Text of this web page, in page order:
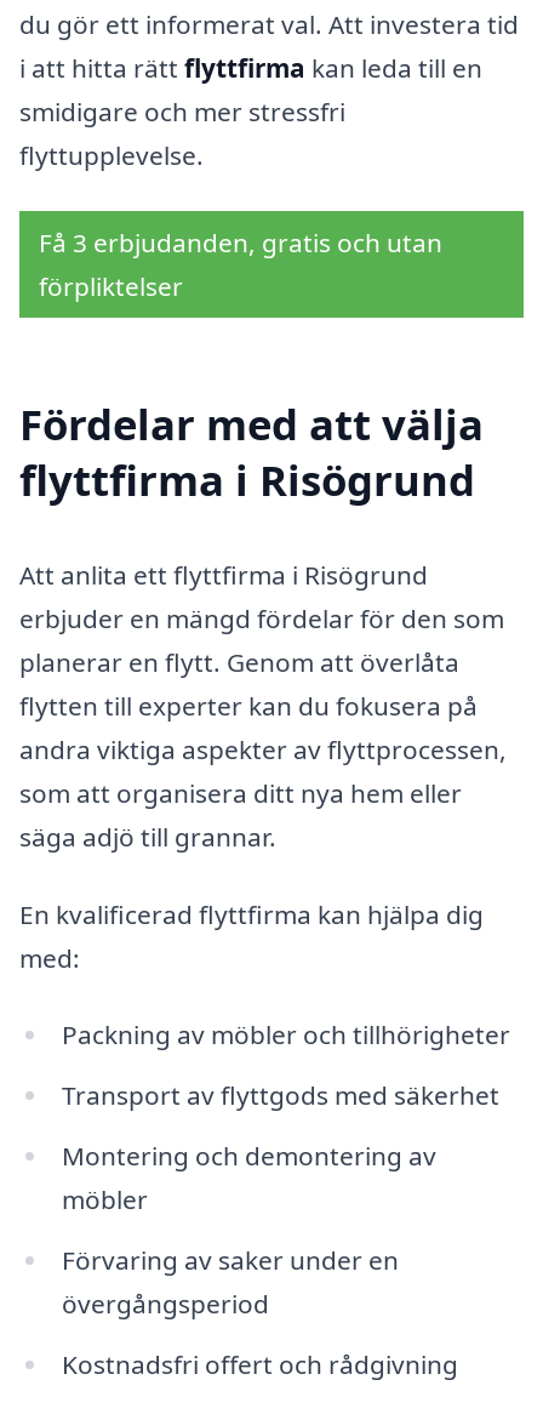
du gör ett informerat val. Att investera tid
i att hitta rätt flyttfirma kan leda till en
smidigare och mer stressfri
flyttupplevelse.
Få 3 erbjudanden, gratis och utan
förpliktelser
Fördelar med att välja
flyttfirma i Risögrund
Att anlita ett flyttfirma i Risögrund
erbjuder en mängd fördelar för den som
planerar en flytt. Genom att överlåta
flytten till experter kan du fokusera på
andra viktiga aspekter av flyttprocessen,
som att organisera ditt nya hem eller
säga adjö till grannar.
En kvalificerad flyttfirma kan hjälpa dig
med:
Packning av möbler och tillhörigheter
Transport av flyttgods med säkerhet
Montering och demontering av
möbler
Förvaring av saker under en
övergångsperiod
Kostnadsfri offert och rådgivning